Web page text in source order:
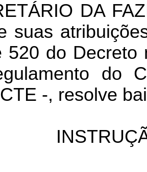
DA
suas
520 do Decreto
do
-, resolve